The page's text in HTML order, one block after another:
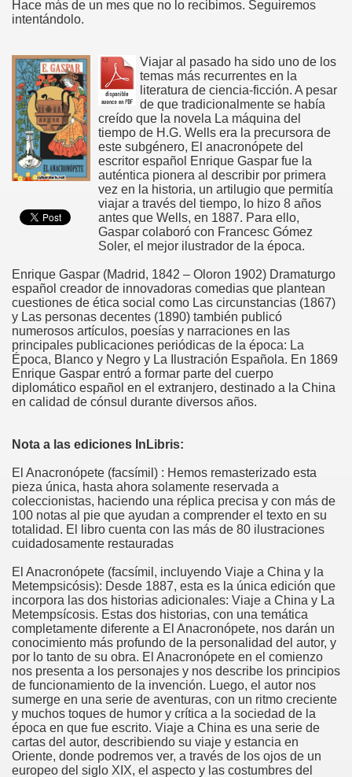
Hace más de un mes que no lo recibimos. Seguiremos
intentándolo.
Viajar al pasado ha sido uno de los
temas más recurrentes en la
literatura de ciencia-ficción. A pesar
de que tradicionalmente se había
creído que la novela La máquina del
tiempo de H.G. Wells era la precursora de
este subgénero, El anacronópete del
escritor español Enrique Gaspar fue la
auténtica pionera al describir por primera
vez en la historia, un artilugio que permitía
viajar a través del tiempo, lo hizo 8 años
antes que Wells, en 1887. Para ello,
Gaspar colaboró con Francesc Gómez
Soler, el mejor ilustrador de la época.
Enrique Gaspar (Madrid, 1842 – Oloron 1902) Dramaturgo
español creador de innovadoras comedias que plantean
cuestiones de ética social como Las circunstancias (1867)
y Las personas decentes (1890) también publicó
numerosos artículos, poesías y narraciones en las
principales publicaciones periódicas de la época: La
Época, Blanco y Negro y La Ilustración Española. En 1869
Enrique Gaspar entró a formar parte del cuerpo
diplomático español en el extranjero, destinado a la China
en calidad de cónsul durante diversos años.
Nota a las ediciones InLibris:
El Anacronópete (facsímil) : Hemos remasterizado esta
pieza única, hasta ahora solamente reservada a
coleccionistas, haciendo una réplica precisa y con más de
100 notas al pie que ayudan a comprender el texto en su
totalidad. El libro cuenta con las más de 80 ilustraciones
cuidadosamente restauradas
El Anacronópete (facsímil, incluyendo Viaje a China y la
Metempsicósis): Desde 1887, esta es la única edición que
incorpora las dos historias adicionales: Viaje a China y La
Metempsícosis. Estas dos historias, con una temática
completamente diferente a El Anacronópete, nos darán un
conocimiento más profundo de la personalidad del autor, y
por lo tanto de su obra. El Anacronópete en el comienzo
nos presenta a los personajes y nos describe los principios
de funcionamiento de la invención. Luego, el autor nos
sumerge en una serie de aventuras, con un ritmo creciente
y muchos toques de humor y crítica a la sociedad de la
época en que fue escrito. Viaje a China es una serie de
cartas del autor, describiendo su viaje y estancia en
Oriente, donde podremos ver, a través de los ojos de un
europeo del siglo XIX, el aspecto y las costumbres del